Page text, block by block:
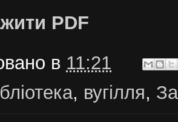
PDF
в 11:21
, вугілля,